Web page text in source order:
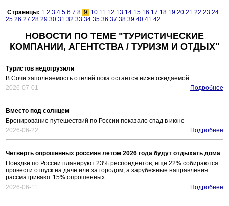
Страницы: 1 2 3 4 5 6 7 8 9 10 11 12 13 14 15 16 17 18 19 20 21 22 23 24
25 26 27 28 29 30 31 32 33 34 35 36 37 38 39 40 41 42
НОВОСТИ ПО ТЕМЕ "ТУРИСТИЧЕСКИЕ
КОМПАНИИ, АГЕНТСТВА / ТУРИЗМ И ОТДЫХ"
Туристов недогрузили
В Сочи заполняемость отелей пока остается ниже ожидаемой
2026-07-01
Подробнее
Вместо под солнцем
Бронирование путешествий по России показало спад в июне
2026-06-22
Подробнее
Четверть опрошенных россиян летом 2026 года будут отдыхать дома
Поездки по России планируют 23% респондентов, еще 22% собираются
провести отпуск на даче или за городом, а зарубежные направления
рассматривают 15% опрошенных
2026-06-11
Подробнее